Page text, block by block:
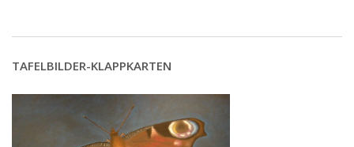
TAFELBILDER-KLAPPKARTEN